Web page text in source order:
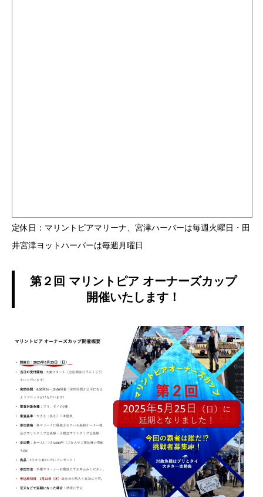
定休日：マリントピアマリーナ、宮津ハーバーは毎週火曜日・田
井宮津ヨットハーバーは毎週月曜日
第２回 マリントピア オーナーズカップ
開催いたします！